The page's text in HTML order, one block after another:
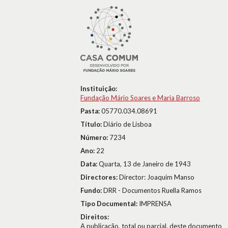
Instituição:
Fundação Mário Soares e Maria Barroso
Pasta:05770.034.08691
Título:Diário de Lisboa
Número: 7234
Ano: 22
Data:Quarta, 13 de Janeiro de 1943
Directores:Director: Joaquim Manso
Fundo:DRR - Documentos Ruella Ramos
Tipo Documental: IMPRENSA
Direitos:
A publicação, total ou parcial, deste documento